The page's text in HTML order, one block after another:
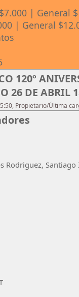
| General
| General
120º
26 DE ABRIL
Propietario/Última
Rodriguez, Santiago